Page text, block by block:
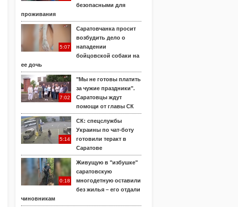
безопасными для
проживания
5:07
Саратовчанка просит
возбудить дело о
нападении
бойцовской собаки на
ее дочь
7:02
"Мы не готовы платить
за чужие праздники".
Саратовцы ждут
помощи от главы СК
5:14
СК: спецслужбы
Украины по чат-боту
готовили теракт в
Саратове
0:18
Живущую в "избушке"
саратовскую
многодетную оставили
без жилья – его отдали
чиновникам